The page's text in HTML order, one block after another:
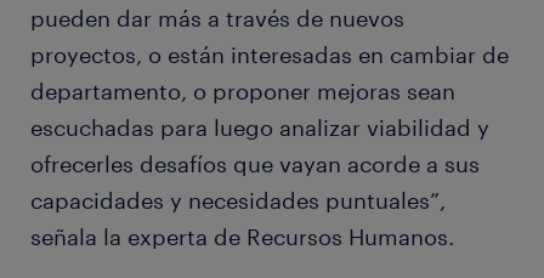
pueden dar más a través de nuevos
proyectos, o están interesadas en cambiar de
departamento, o proponer mejoras sean
escuchadas para luego analizar viabilidad y
ofrecerles desafíos que vayan acorde a sus
capacidades y necesidades puntuales”,
señala la experta de Recursos Humanos.